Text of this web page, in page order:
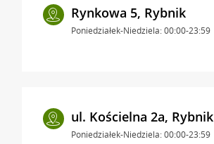
Rynkowa 5, Rybnik
Poniedziałek-Niedziela: 00:00-23:59
ul. Kościelna 2a, Rybnik
Poniedziałek-Niedziela: 00:00-23:59